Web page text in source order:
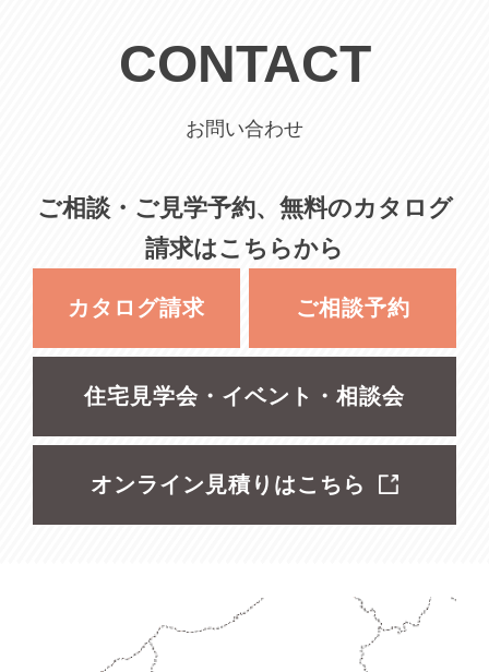
CONTACT
お問い合わせ
ご相談・ご見学予約、無料のカタログ
請求はこちらから
カタログ請求 ご相談予約
住宅見学会・イベント・相談会
オンライン見積りはこちら